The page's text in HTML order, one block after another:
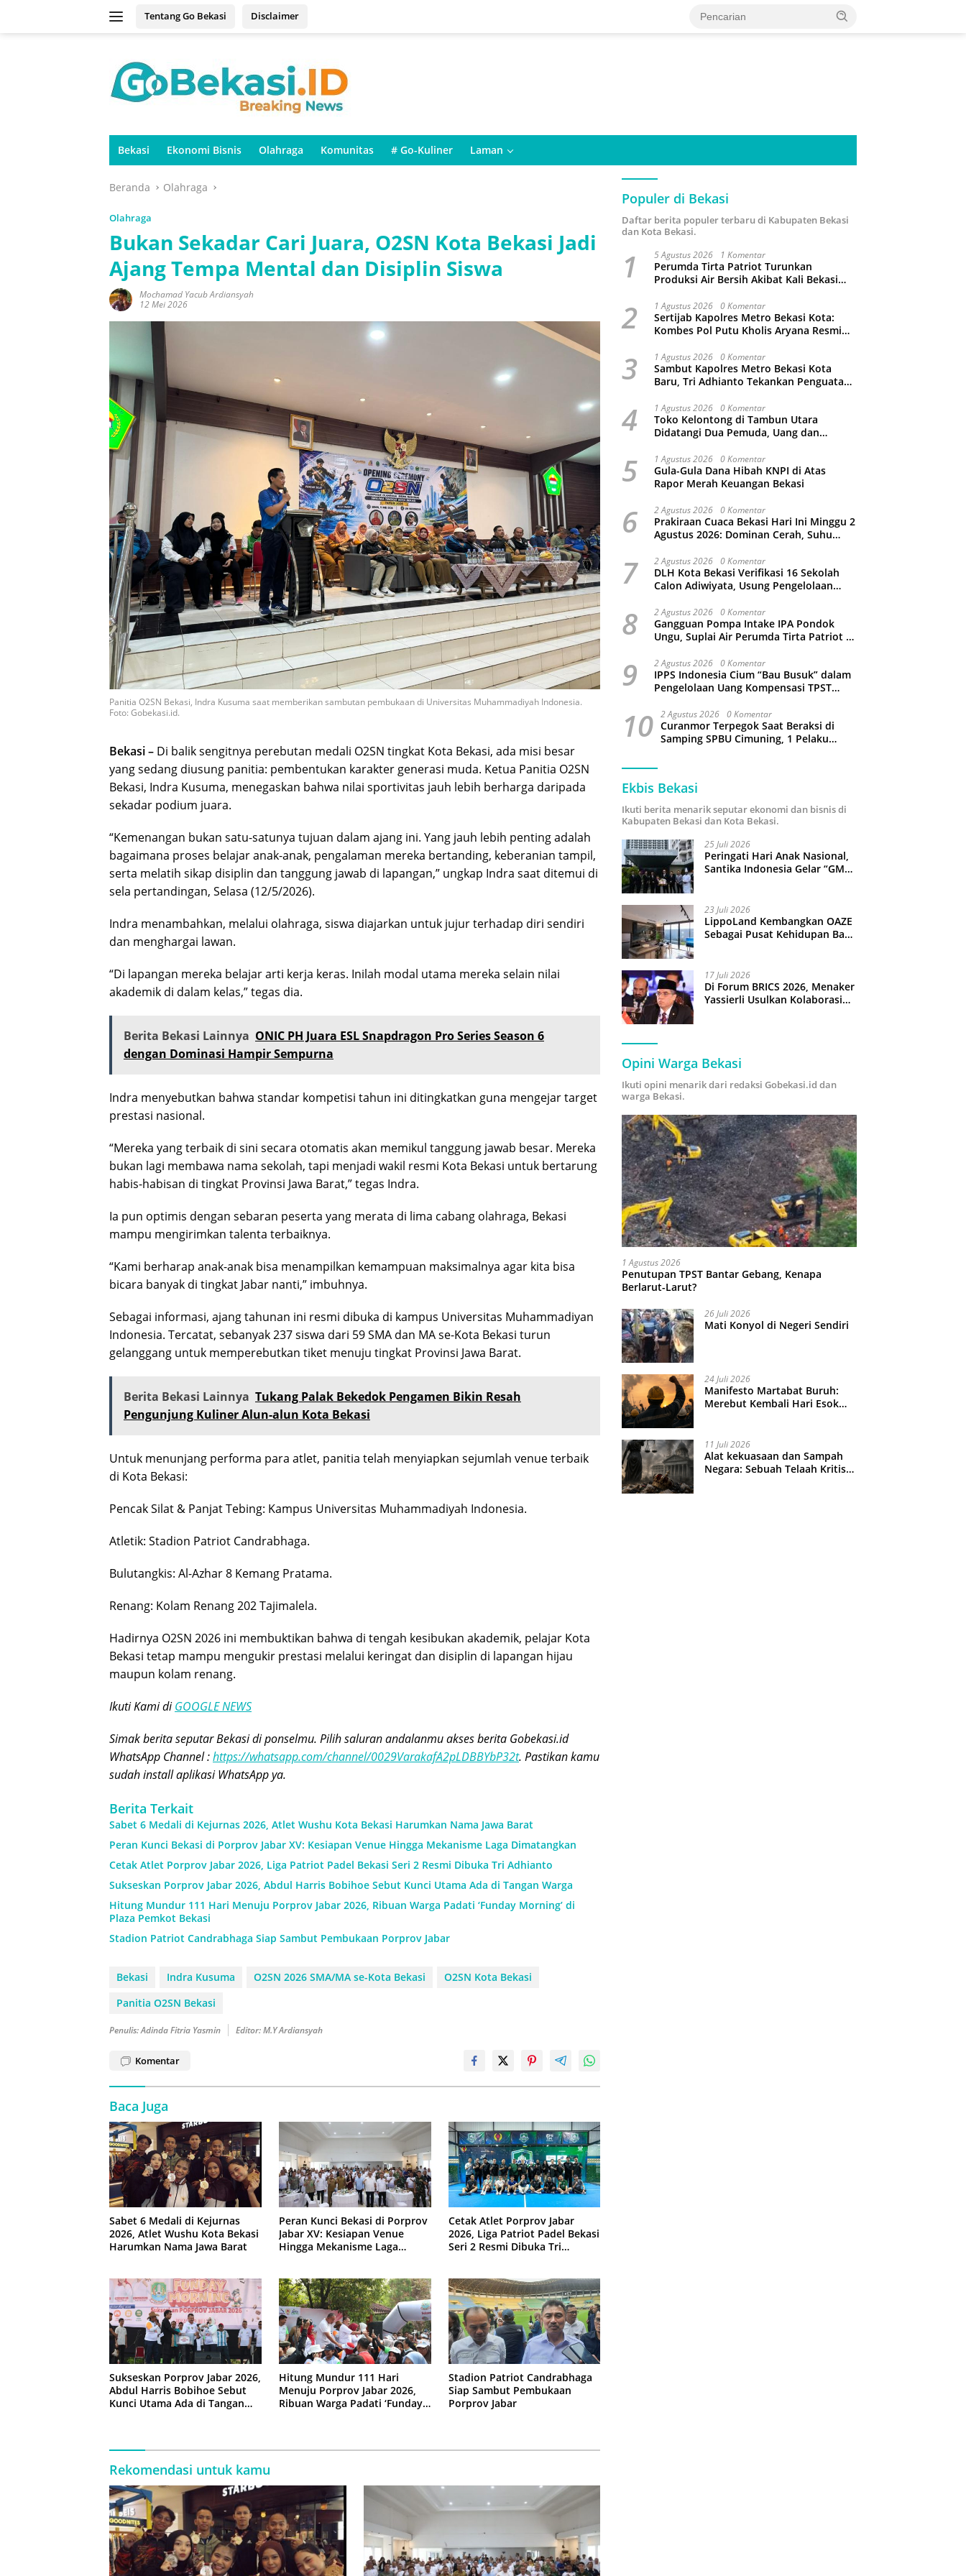
Tentang Go Bekasi Disclaimer
Bekasi Ekonomi Bisnis Olahraga Komunitas # Go-Kuliner Laman
Beranda Olahraga
Olahraga
Bukan Sekadar Cari Juara, O2SN Kota Bekasi Jadi
Ajang Tempa Mental dan Disiplin Siswa
Mochamad Yacub Ardiansyah
12 Mei 2026
Panitia O2SN Bekasi, Indra Kusuma saat memberikan sambutan pembukaan di Universitas Muhammadiyah Indonesia.
Foto: Gobekasi.id.
Bekasi – Di balik sengitnya perebutan medali O2SN tingkat Kota Bekasi, ada misi besar
yang sedang diusung panitia: pembentukan karakter generasi muda. Ketua Panitia O2SN
Bekasi, Indra Kusuma, menegaskan bahwa nilai sportivitas jauh lebih berharga daripada
sekadar podium juara.
“Kemenangan bukan satu-satunya tujuan dalam ajang ini. Yang jauh lebih penting adalah
bagaimana proses belajar anak-anak, pengalaman mereka bertanding, keberanian tampil,
serta melatih sikap disiplin dan tanggung jawab di lapangan,” ungkap Indra saat ditemui di
sela pertandingan, Selasa (12/5/2026).
Indra menambahkan, melalui olahraga, siswa diajarkan untuk jujur terhadap diri sendiri
dan menghargai lawan.
“Di lapangan mereka belajar arti kerja keras. Inilah modal utama mereka selain nilai
akademik di dalam kelas,” tegas dia.
Berita Bekasi Lainnya ONIC PH Juara ESL Snapdragon Pro Series Season 6
dengan Dominasi Hampir Sempurna
Indra menyebutkan bahwa standar kompetisi tahun ini ditingkatkan guna mengejar target
prestasi nasional.
“Mereka yang terbaik di sini secara otomatis akan memikul tanggung jawab besar. Mereka
bukan lagi membawa nama sekolah, tapi menjadi wakil resmi Kota Bekasi untuk bertarung
habis-habisan di tingkat Provinsi Jawa Barat,” tegas Indra.
Ia pun optimis dengan sebaran peserta yang merata di lima cabang olahraga, Bekasi
mampu mengirimkan talenta terbaiknya.
“Kami berharap anak-anak bisa menampilkan kemampuan maksimalnya agar kita bisa
bicara banyak di tingkat Jabar nanti,” imbuhnya.
Sebagai informasi, ajang tahunan ini resmi dibuka di kampus Universitas Muhammadiyan
Indonesia. Tercatat, sebanyak 237 siswa dari 59 SMA dan MA se-Kota Bekasi turun
gelanggang untuk memperebutkan tiket menuju tingkat Provinsi Jawa Barat.
Berita Bekasi Lainnya Tukang Palak Bekedok Pengamen Bikin Resah
Pengunjung Kuliner Alun-alun Kota Bekasi
Untuk menunjang performa para atlet, panitia telah menyiapkan sejumlah venue terbaik
di Kota Bekasi:
Pencak Silat & Panjat Tebing: Kampus Universitas Muhammadiyah Indonesia.
Atletik: Stadion Patriot Candrabhaga.
Bulutangkis: Al-Azhar 8 Kemang Pratama.
Renang: Kolam Renang 202 Tajimalela.
Hadirnya O2SN 2026 ini membuktikan bahwa di tengah kesibukan akademik, pelajar Kota
Bekasi tetap mampu mengukir prestasi melalui keringat dan disiplin di lapangan hijau
maupun kolam renang.
Ikuti Kami diGOOGLE NEWS
Simak berita seputar Bekasi di ponselmu. Pilih saluran andalanmu akses berita Gobekasi.id
WhatsApp Channel :https://whatsapp.com/channel/0029VarakafA2pLDBBYbP32t. Pastikan kamu
sudah install aplikasi WhatsApp ya.
Berita Terkait
Sabet 6 Medali di Kejurnas 2026, Atlet Wushu Kota Bekasi Harumkan Nama Jawa Barat
Peran Kunci Bekasi di Porprov Jabar XV: Kesiapan Venue Hingga Mekanisme Laga Dimatangkan
Cetak Atlet Porprov Jabar 2026, Liga Patriot Padel Bekasi Seri 2 Resmi Dibuka Tri Adhianto
Sukseskan Porprov Jabar 2026, Abdul Harris Bobihoe Sebut Kunci Utama Ada di Tangan Warga
Hitung Mundur 111 Hari Menuju Porprov Jabar 2026, Ribuan Warga Padati ‘Funday Morning’ di
Plaza Pemkot Bekasi
Stadion Patriot Candrabhaga Siap Sambut Pembukaan Porprov Jabar
Bekasi Indra Kusuma O2SN 2026 SMA/MA se-Kota Bekasi
O2SN Kota Bekasi
Panitia O2SN Bekasi
Penulis: Adinda Fitria Yasmin Editor: M.Y Ardiansyah
Komentar
Baca Juga
Sabet 6 Medali di Kejurnas
2026, Atlet Wushu Kota Bekasi
Harumkan Nama Jawa Barat
Peran Kunci Bekasi di Porprov
Jabar XV: Kesiapan Venue
Hingga Mekanisme Laga
Cetak Atlet Porprov Jabar
2026, Liga Patriot Padel Bekasi
Seri 2 Resmi Dibuka Tri
Sukseskan Porprov Jabar 2026,
Abdul Harris Bobihoe Sebut
Kunci Utama Ada di Tangan
Hitung Mundur 111 Hari
Menuju Porprov Jabar 2026,
Ribuan Warga Padati ‘Funday
Stadion Patriot Candrabhaga
Siap Sambut Pembukaan
Porprov Jabar
Rekomendasi untuk kamu
Populer di Bekasi
Daftar berita populer terbaru di Kabupaten Bekasi
dan Kota Bekasi.
1 5 Agustus 2026 1 Komentar
Perumda Tirta Patriot Turunkan
Produksi Air Bersih Akibat Kali Bekasi
2 1 Agustus 2026 0 Komentar
Sertijab Kapolres Metro Bekasi Kota:
Kombes Pol Putu Kholis Aryana Resmi
Bintoro
3 1 Agustus 2026 0 Komentar
Sambut Kapolres Metro Bekasi Kota
Baru, Tri Adhianto Tekankan Penguatan
4 1 Agustus 2026 0 Komentar
Toko Kelontong di Tambun Utara
Didatangi Dua Pemuda, Uang dan
5 1 Agustus 2026 0 Komentar
Gula-Gula Dana Hibah KNPI di Atas
Rapor Merah Keuangan Bekasi
6 2 Agustus 2026 0 Komentar
Prakiraan Cuaca Bekasi Hari Ini Minggu 2
Agustus 2026: Dominan Cerah, Suhu
7 2 Agustus 2026 0 Komentar
DLH Kota Bekasi Verifikasi 16 Sekolah
Calon Adiwiyata, Usung Pengelolaan
8 2 Agustus 2026 0 Komentar
Gangguan Pompa Intake IPA Pondok
Ungu, Suplai Air Perumda Tirta Patriot di
9 2 Agustus 2026 0 Komentar
IPPS Indonesia Cium “Bau Busuk” dalam
Pengelolaan Uang Kompensasi TPST
10 2 Agustus 2026 0 Komentar
Curanmor Terpegok Saat Beraksi di
Samping SPBU Cimuning, 1 Pelaku
Ekbis Bekasi
Ikuti berita menarik seputar ekonomi dan bisnis di
Kabupaten Bekasi dan Kota Bekasi.
25 Juli 2026
Peringati Hari Anak Nasional,
Santika Indonesia Gelar “GM
23 Juli 2026
LippoLand Kembangkan OAZE
Sebagai Pusat Kehidupan Baru
17 Juli 2026
Di Forum BRICS 2026, Menaker
Yassierli Usulkan Kolaborasi
Opini Warga Bekasi
Ikuti opini menarik dari redaksi Gobekasi.id dan
warga Bekasi.
1 Agustus 2026
Penutupan TPST Bantar Gebang, Kenapa
Berlarut-Larut?
26 Juli 2026
Mati Konyol di Negeri Sendiri
24 Juli 2026
Manifesto Martabat Buruh:
Merebut Kembali Hari Esok
11 Juli 2026
Alat kekuasaan dan Sampah
Negara: Sebuah Telaah Kritis